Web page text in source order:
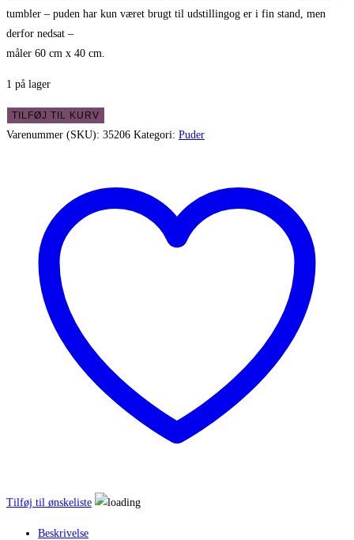
tumbler – puden har kun været brugt til udstillingog er i fin stand, men
derfor nedsat –
måler 60 cm x 40 cm.
1 på lager
Flot
rustik
TILFØJ TIL KURV
Varenummer (SKU): 35206 Kategori: Puder
Tilføj til ønskeliste
Beskrivelse